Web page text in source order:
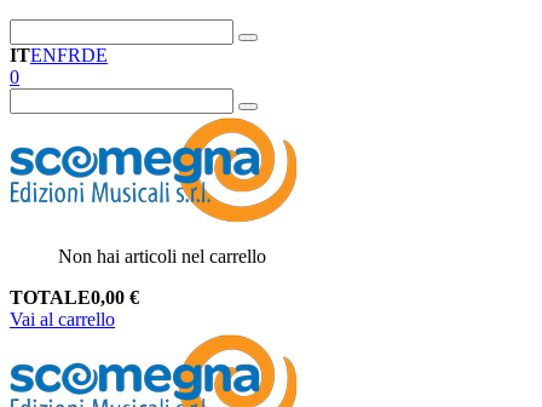
ITENFRDE
0
Non hai articoli nel carrello
TOTALE0,00 €
Vai al carrello